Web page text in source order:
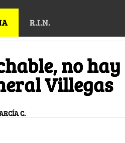
R.I.N.
no
Villegas
C.